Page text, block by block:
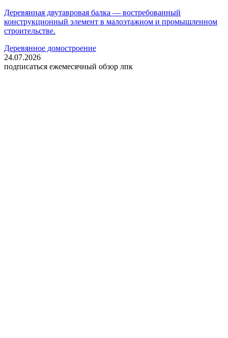
Деревянная двутавровая балка — востребованный
конструкционный элемент в малоэтажном и промышленном
строительстве.
Деревянное домостроение
24.07.2026
подписаться ежемесячный обзор лпк